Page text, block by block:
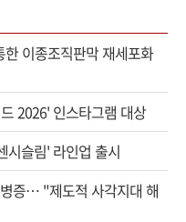
이종조직판막 재세포화
2026' 인스타그램 대상
시슬림' 라인업 출시
증… "제도적 사각지대 해